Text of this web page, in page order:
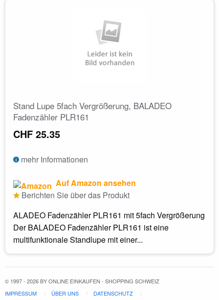
Stand Lupe 5fach Vergrößerung, BALADEO
Fadenzähler PLR161
CHF 25.35
mehr Informationen
Auf Amazon ansehen
Berichten Sie über das Produkt
ALADEO Fadenzähler PLR161 mit 5fach Vergrößerung
Der BALADEO Fadenzähler PLR161 ist eine
multifunktionale Standlupe mit einer...
© 1997 - 2026 BY ONLINE EINKAUFEN - SHOPPING SCHWEIZ
IMPRESSUM
ÜBER UNS
DATENSCHUTZ